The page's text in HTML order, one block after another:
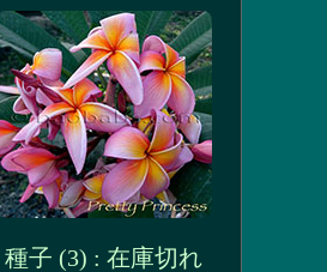
種子 (3) : 在庫切れ